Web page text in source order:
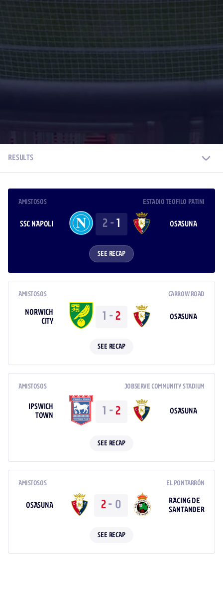
RESULTS
AMISTOSOS ESTADIO TEOFILO PATINI
SSC NAPOLI 2 -1 OSASUNA
SEE RECAP
AMISTOSOS CARROW ROAD
NORWICH
CITY
1 -2 OSASUNA
SEE RECAP
AMISTOSOS JOBSERVE COMMUNITY STADIUM
IPSWICH
TOWN
1 -2 OSASUNA
SEE RECAP
AMISTOSOS EL PONTARRÓN
OSASUNA 2- 0
RACING DE
SANTANDER
SEE RECAP